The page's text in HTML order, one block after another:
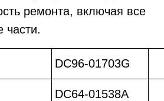
ремонта, включая все
части.
DC96-01703G
DC64-01538A